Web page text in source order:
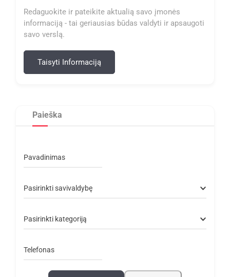
Redaguokite ir pateikite aktualią savo įmonės
informaciją - tai geriausias būdas valdyti ir apsaugoti
savo verslą.
Taisyti Informaciją
Paieška
Pavadinimas
Pasirinkti savivaldybę
Pasirinkti kategoriją
Telefonas